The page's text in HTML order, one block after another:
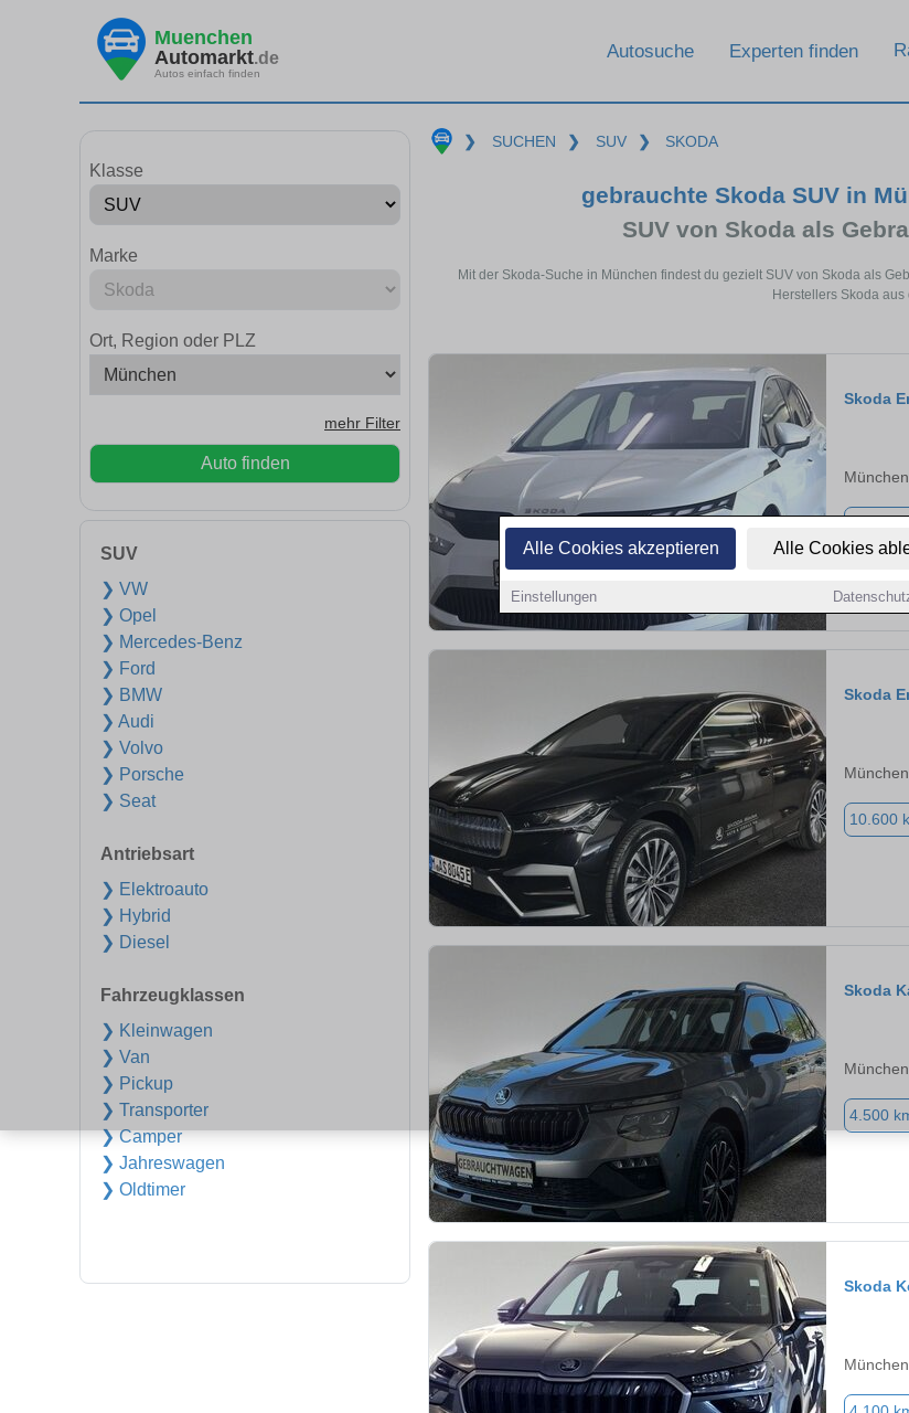
Alle Cookies akzeptieren Alle Cookies
Einstellungen
Muenchen
Automarkt.de
Autos einfach finden
Autosuche Experten finden
Klasse
Marke
Ort, Region oder PLZ
mehr Filter
Auto finden
SUV
❯ VW
❯ Opel
❯ Mercedes-Benz
❯ Ford
❯ BMW
❯ Audi
❯ Volvo
❯ Porsche
❯ Seat
Antriebsart
❯ Elektroauto
❯ Hybrid
❯ Diesel
Fahrzeugklassen
❯ Kleinwagen
❯ Van
❯ Pickup
❯ Transporter
❯ Camper
❯ Jahreswagen
❯ Oldtimer
❯ SUCHEN ❯ SUV ❯ SKODA
gebrauchte Skoda SUV in
SUV von Skoda als
Mit der Skoda-Suche in München findest du gezielt SUV von Skoda als
Herstellers Skoda
Skoda
Skoda
10.600
Skoda
4.500
Skoda